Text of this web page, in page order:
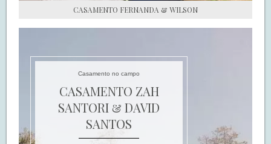
CASAMENTO FERNANDA & WILSON
Casamento no campo
CASAMENTO ZAH
SANTORI & DAVID
SANTOS